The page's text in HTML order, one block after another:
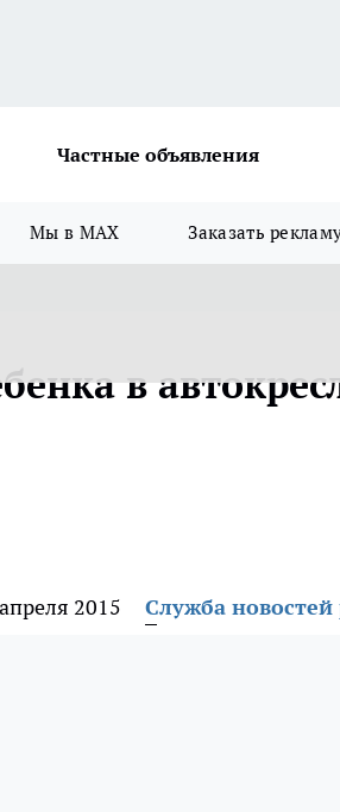
Частные объявления
Мы в MAX Заказать
в
2015 Служба новостей